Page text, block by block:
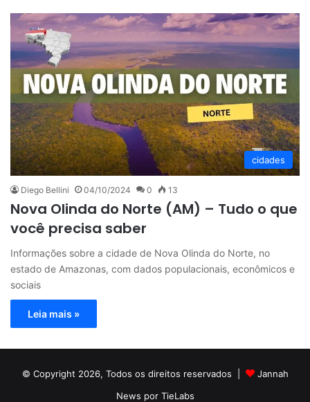
cidades
Diego Bellini 04/10/2024 0 13
Nova Olinda do Norte (AM) – Tudo o que
você precisa saber
Informações sobre a cidade de Nova Olinda do Norte, no
estado de Amazonas, com dados populacionais, econômicos e
sociais
Leia mais »
© Copyright 2026, Todos os direitos reservados |
Jannah
News por TieLabs